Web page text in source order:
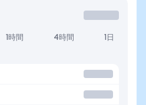
1時間 4時間 1日